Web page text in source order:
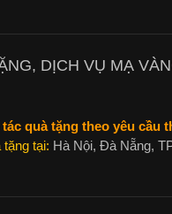
DỊCH VỤ MẠ
tác quà tặng theo yêu cầu
tại: Hà Nội, Đà Nẵng,